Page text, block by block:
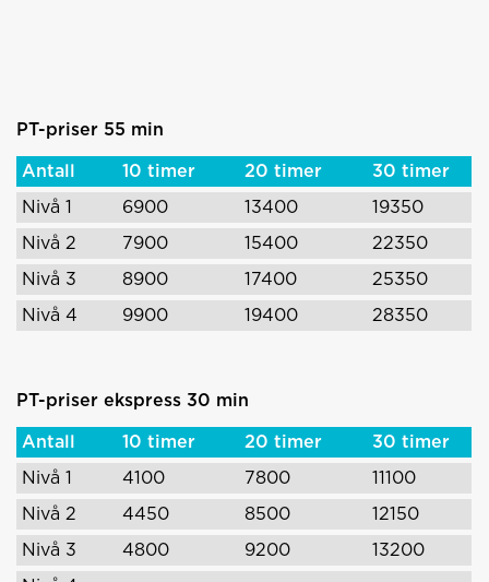
PT-priser 55 min
Antall 10 timer 20 timer 30 timer
Nivå 1 6900 13400 19350
Nivå 2 7900 15400 22350
Nivå 3 8900 17400 25350
Nivå 4 9900 19400 28350
PT-priser ekspress 30 min
Antall 10 timer 20 timer 30 timer
Nivå 1 4100 7800 11100
Nivå 2 4450 8500 12150
Nivå 3 4800 9200 13200